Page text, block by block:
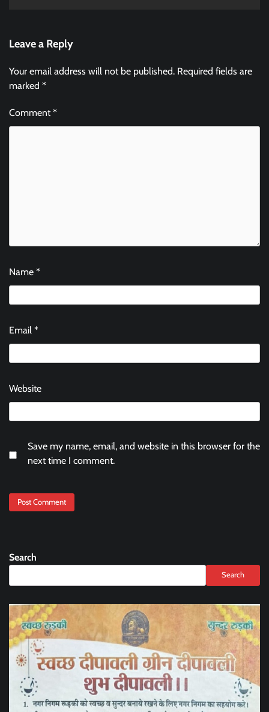
Leave a Reply
Your email address will not be published. Required fields are
marked *
Comment*
Name *
Email *
Website
Save my name, email, and website in this browser for the
next time I comment.
Search
Search